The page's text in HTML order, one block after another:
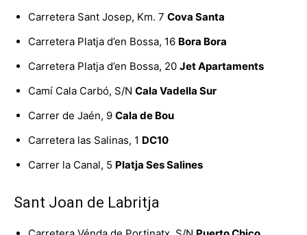
Carretera Sant Josep, Km. 7 Cova Santa
Carretera Platja d’en Bossa, 16 Bora Bora
Carretera Platja d’en Bossa, 20 Jet Apartaments
Camí Cala Carbó, S/N Cala Vadella Sur
Carrer de Jaén, 9 Cala de Bou
Carretera las Salinas, 1 DC10
Carrer la Canal, 5 Platja Ses Salines
Sant Joan de Labritja